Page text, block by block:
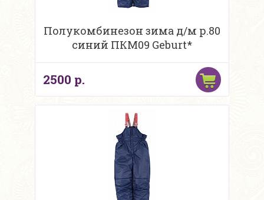
Полукомбинезон зима д/м р.80
синий ПКМ09 Geburt*
2500 р.